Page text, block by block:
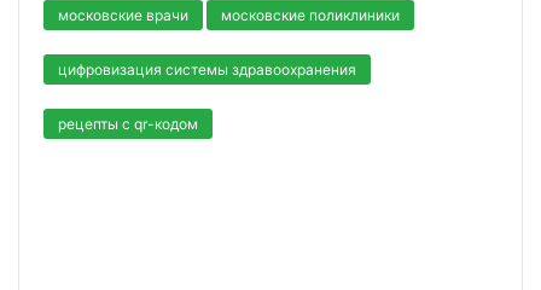
московские врачи московские поликлиники
цифровизация системы здравоохранения
рецепты с qr-кодом